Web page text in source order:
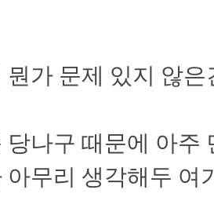
뭔가 문제 있지 않은
당나구 때문에 아주
아무리 생각해두 여